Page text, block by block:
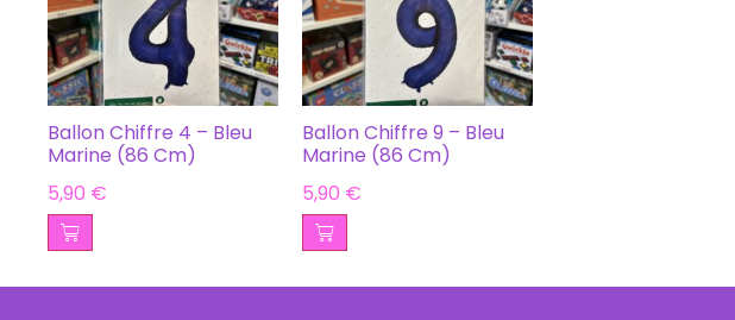
Ballon Chiffre 4 – Bleu
Marine (86 Cm)
5,90 €
Ballon Chiffre 9 – Bleu
Marine (86 Cm)
5,90 €